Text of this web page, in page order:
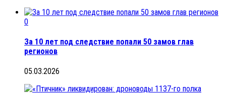
0
За 10 лет под следствие попали 50 замов глав
регионов
05.03.2026